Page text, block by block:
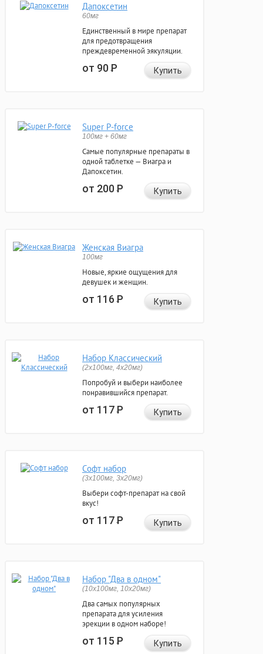
Дапоксетин
60мг
Единственный в мире препарат
для предотвращения
преждевременной эякуляции.
от 90Р Купить
Super P-force
100мг + 60мг
Самые популярные препараты в
одной таблетке — Виагра и
Дапоксетин.
от 200Р Купить
Женская Виагра
100мг
Новые, яркие ощущения для
девушек и женщин.
от 116Р Купить
Набор Классический
(2x100мг, 4x20мг)
Попробуй и выбери наиболее
понравившийся препарат.
от 117Р Купить
Софт набор
(3x100мг, 3x20мг)
Выбери софт-препарат на свой
вкус!
от 117Р Купить
Набор "Два в одном"
(10x100мг, 10x20мг)
Два самых популярных
препарата для усиления
эрекции в одном наборе!
от 115Р Купить